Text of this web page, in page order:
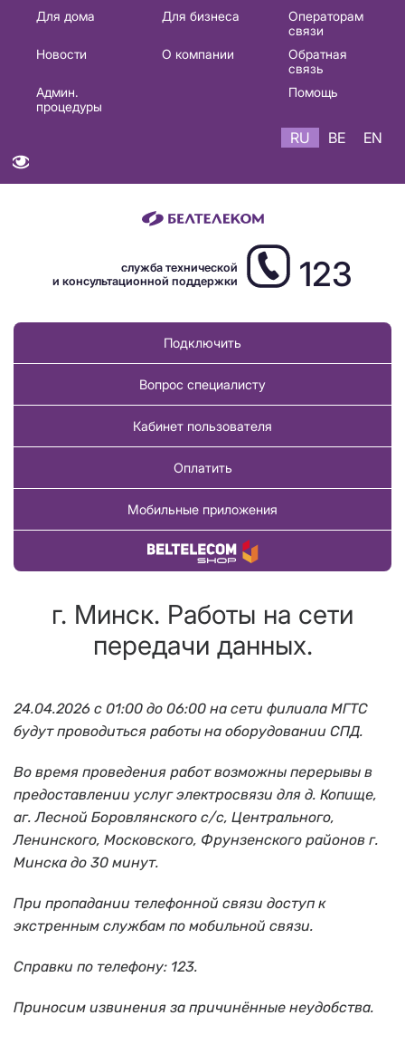
Основная
навигация
Для дома Для бизнеса
Операторам
связи
Новости
О компании
Обратная
связь
Админ.
процедуры
Помощь
RU BE EN
служба технической
и консультационной поддержки
123
Подключить
Вопрос специалисту
Кабинет пользователя
Оплатить
Мобильные приложения
Купить товар
г. Минск. Работы на сети
передачи данных.
24.04.2026 с 01:00 до 06:00 на сети филиала МГТС
будут проводиться работы на оборудовании СПД.
Во время проведения работ возможны перерывы в
предоставлении услуг электросвязи для д. Копище,
аг. Лесной Боровлянского с/с, Центрального,
Ленинского, Московского, Фрунзенского районов г.
Минска до 30 минут.
При пропадании телефонной связи доступ к
экстренным службам по мобильной связи.
Справки по телефону: 123.
Приносим извинения за причинённые неудобства.